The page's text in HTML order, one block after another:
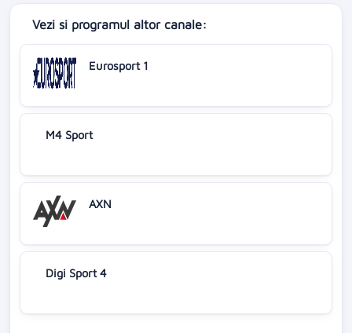
Vezi si programul altor canale:
Eurosport 1
M4 Sport
AXN
Digi Sport 4